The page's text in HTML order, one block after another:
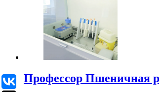
Профессор Пшеничная